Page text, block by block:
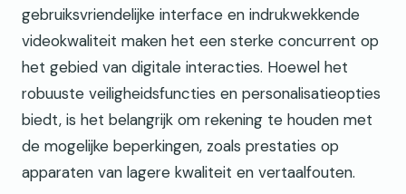
gebruiksvriendelijke interface en indrukwekkende
videokwaliteit maken het een sterke concurrent op
het gebied van digitale interacties. Hoewel het
robuuste veiligheidsfuncties en personalisatieopties
biedt, is het belangrijk om rekening te houden met
de mogelijke beperkingen, zoals prestaties op
apparaten van lagere kwaliteit en vertaalfouten.